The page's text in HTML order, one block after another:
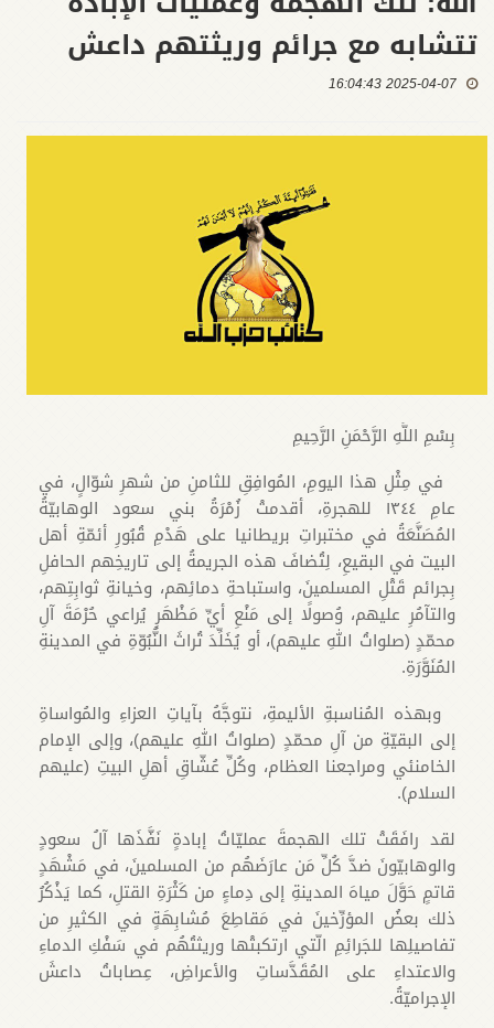
تتشابه مع جرائم وريثتهم داعش
2025-04-07 16:04:43
بِسْمِ اللَّهِ الرَّحْمَنِ الرَّحِيمِ
في مِثْلِ هذا اليومِ، المُوافِقِ للثامنِ من شهرِ شوّالٍ، في
عامِ ١٣٤٤ للهجرةِ، أقدمتْ زُمْرَةُ بني سعود الوهابيّةُ
المُصَنَّعَةُ في مختبراتِ بريطانيا على هَدْمِ قُبُورِ أئمّةِ أهل
البيت في البقيعِ، لِتُضافَ هذه الجريمةُ إلى تاريخِهم الحافلِ
بِجرائم قَتْلِ المسلمينَ، واستباحةِ دمائِهم، وخيانةِ ثوابِتِهم،
والتآمُرِ عليهم، وُصولًا إلى مَنْعِ أيِّ مَظْهَرٍ يُراعي حُرْمَةَ آلِ
محمّدٍ (صلواتُ اللهِ عليهم)، أو يُخَلِّدَ تُراثَ النُّبُوّةِ في المدينةِ
المُنَوَّرَةِ.
وبهذه المُناسبةِ الأليمةِ، نتوجَّهُ بآياتِ العزاءِ والمُواساةِ
إلى البقيّةِ من آلِ محمّدٍ (صلواتُ اللهِ عليهم)، وإلى الإمام
الخامنئي ومراجعنا العظام، وكُلِّ عُشّاقِ أهلِ البيتِ (عليهم
السلام).
لقد رافَقَتْ تلك الهجمةَ عمليّاتُ إبادةٍ نَفَّذَها آلُ سعودٍ
والوهابيّونَ ضدَّ كُلِّ مَن عارَضَهُم من المسلمينَ، في مَشْهَدٍ
قاتمٍ حَوَّلَ مياهَ المدينةِ إلى دِماءٍ من كَثْرَةِ القتلِ، كما يَذْكُرُ
ذلك بعضُ المؤرِّخينَ في مَقاطِعَ مُشابِهَةٍ في الكثيرِ من
تفاصيلِها للجَرائِمِ الّتي ارتكبتْها وريثتُهُم في سَفْكِ الدماءِ
والاعتداءِ على المُقَدَّساتِ والأعراضِ، عِصاباتُ داعشَ
الإجراميّةُ.